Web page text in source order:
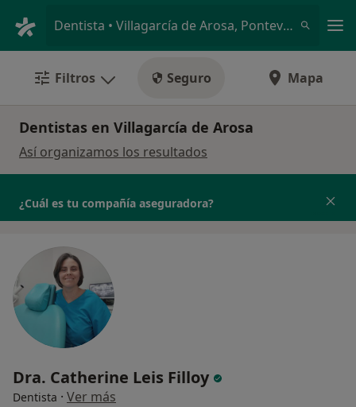
Dentista • Villagarcía de Arosa, Pontevedra
Filtros Seguro Mapa
Dentistas en Villagarcía de Arosa
Así organizamos los resultados
¿Cuál es tu compañía aseguradora?
Dra. Catherine Leis Filloy
Dentista · Ver más